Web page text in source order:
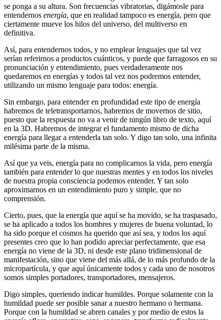
se ponga a su altura. Son frecuencias vibratorias, digámosle para
entendernos energía, que en realidad tampoco es energía, pero que
ciertamente mueve los hilos del universo, del multiverso en
definitiva.
Así, para entendernos todos, y no emplear lenguajes que tal vez
serían referirnos a productos cuánticos, y puede que farragosos en su
pronunciación y entendimiento, pues verdaderamente nos
quedaremos en energías y todos tal vez nos podremos entender,
utilizando un mismo lenguaje para todos: energía.
Sin embargo, para entender en profundidad este tipo de energía
habremos de teletransportarnos, habremos de movernos de sitio,
puesto que la respuesta no va a venir de ningún libro de texto, aquí
en la 3D. Habremos de integrar el fundamento mismo de dicha
energía para llegar a entenderla tan solo. Y digo tan solo, una infinita
milésima parte de la misma.
Así que ya veis, energía para no complicarnos la vida, pero energía
también para entender lo que nuestras mentes y en todos los niveles
de nuestra propia consciencia podemos entender. Y tan solo
aproximarnos en un entendimiento puro y simple, que no
comprensión.
Cierto, pues, que la energía que aquí se ha movido, se ha traspasado,
se ha aplicado a todos los hombres y mujeres de buena voluntad, lo
ha sido porque el cosmos ha querido que así sea, y todos los aquí
presentes creo que lo han podido apreciar perfectamente, que esa
energía no viene de la 3D, ni desde este plano tridimensional de
manifestación, sino que viene del más allá, de lo más profundo de la
micropartícula, y que aquí únicamente todos y cada uno de nosotros
somos simples portadores, transportadores, mensajeros.
Digo simples, queriendo indicar humildes. Porque solamente con la
humildad puede ser posible sanar a nuestro hermano o hermana.
Porque con la humildad se abren canales y por medio de estos la